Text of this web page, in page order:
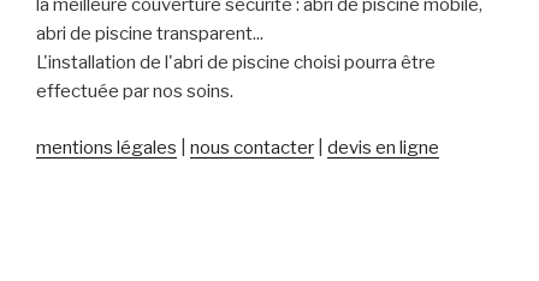
la meilleure couverture sécurité : abri de piscine mobile,
abri de piscine transparent...
L'installation de l'abri de piscine choisi pourra être
effectuée par nos soins.
mentions légales nous contacter devis en ligne